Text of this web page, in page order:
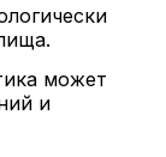
может
и